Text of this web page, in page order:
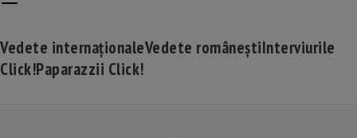
Vedete internaționaleVedete româneștiInterviurile
Click!Paparazzii Click!